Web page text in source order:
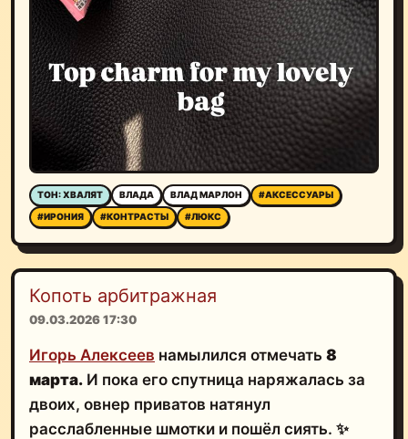
ТОН: ХВАЛЯТ ВЛАДА ВЛАД МАРЛОН
#АКСЕССУАРЫ
#ИРОНИЯ
#КОНТРАСТЫ #ЛЮКС
Копоть арбитражная
09.03.2026 17:30
Игорь Алексеев намылился отмечать 8
марта. И пока его спутница наряжалась за
двоих, овнер приватов натянул
расслабленные шмотки и пошёл сиять. ✨